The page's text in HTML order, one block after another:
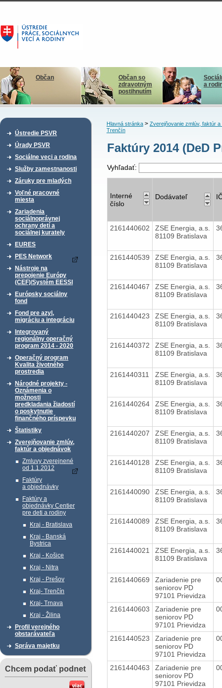
Občan
Občan so
zdravotným
postihnutím
a
Ústredie PSVR
Úrady PSVR
Sociálne veci a rodina
Služby zamestnanosti
Záruky pre mladých
Voľné pracovné
miesta
Zariadenia
sociálnoprávnej
ochrany detí a
sociálnej kurately
EURES
PES Network
Nástroje na
prepojenie Európy
(CEF)/Systém EESSI
Európsky sociálny
fond
Fond pre azyl,
migráciu a integráciu
Integrovaný
regionálny operačný
program 2014 - 2020
Operačný program
Kvalita životného
prostredia
Národné projekty -
Oznámenia o
možnosti
predkladania žiadostí
o poskytnutie
finančného príspevku
Štatistiky
Zverejňovanie zmlúv,
faktúr a objednávok
Zmluvy zverejnené
od 1.1.2012
Faktúry
a objednávky
Faktúry a
objednávky Centier
pre deti a rodiny
Kraj - Bratislava
Kraj - Banská
Bystrica
Kraj - Košice
Kraj - Nitra
Kraj - Prešov
Kraj- Trenčín
Kraj- Trnava
Kraj - Žilina
Profil verejného
obstarávateľa
Správa majetku
Chcem podať podnet
Hlavná stránka> Zverejňovanie zmlúv, faktúr a
Trenčín
Faktúry 2014 (DeD
Vyhľadať:
Interné
číslo
Dodávateľ
2161440602
ZSE Energia, a.s.
81109 Bratislava
2161440539
ZSE Energia, a.s.
81109 Bratislava
2161440467
ZSE Energia, a.s.
81109 Bratislava
2161440423
ZSE Energia, a.s.
81109 Bratislava
2161440372
ZSE Energia, a.s.
81109 Bratislava
2161440311
ZSE Energia, a.s.
81109 Bratislava
2161440264
ZSE Energia, a.s.
81109 Bratislava
2161440207
ZSE Energia, a.s.
81109 Bratislava
2161440128
ZSE Energia, a.s.
81109 Bratislava
2161440090
ZSE Energia, a.s.
81109 Bratislava
2161440089
ZSE Energia, a.s.
81109 Bratislava
2161440021
ZSE Energia, a.s.
81109 Bratislava
2161440669
Zariadenie pre
seniorov PD
97101 Prievidza
2161440603
Zariadenie pre
seniorov PD
97101 Prievidza
2161440523
Zariadenie pre
seniorov PD
97101 Prievidza
2161440463
Zariadenie pre
seniorov PD
97101 Prievidza